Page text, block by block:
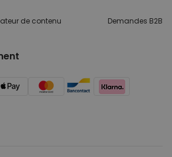
de contenu Demandes B2B